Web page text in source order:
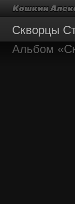
Скворцы
Альбом